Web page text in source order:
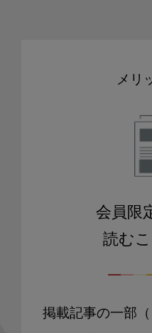
メリ
会員限
読む
掲載記事の一部